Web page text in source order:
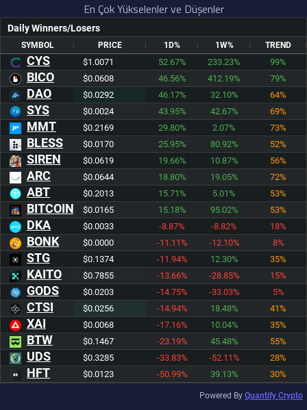
En Çok Yükselenler ve Düşenler
Daily Winners/Losers
SYMBOL PRICE 1D% 1W% TREND
CYS $1.0071 52.67% 233.23% 99%
BICO $0.0608 46.56% 412.19% 79%
DAO $0.0292 46.17% 32.10% 64%
SYS $0.0024 43.95% 42.67% 69%
MMT $0.2169 29.80% 2.07% 73%
BLESS $0.0170 25.95% 80.92% 52%
SIREN $0.0619 19.66% 10.87% 56%
ARC $0.0644 18.80% 19.05% 72%
ABT $0.2013 15.71% 5.01% 53%
BITCOIN $0.0165 15.18% 95.02% 53%
DKA $0.0033 -8.87% -8.82% 18%
BONK $0.0000 -11.11% -12.10% 8%
STG $0.1374 -11.94% 12.30% 35%
KAITO $0.7855 -13.66% -28.85% 15%
GODS $0.0203 -14.75% -33.03% 5%
CTSI $0.0256 -14.94% 18.48% 41%
XAI $0.0068 -17.16% 10.04% 35%
BTW $0.1467 -23.19% 45.48% 55%
UDS $0.3285 -33.83% -52.11% 28%
HFT $0.0123 -50.99% 39.13% 30%
Powered By Quantify Crypto